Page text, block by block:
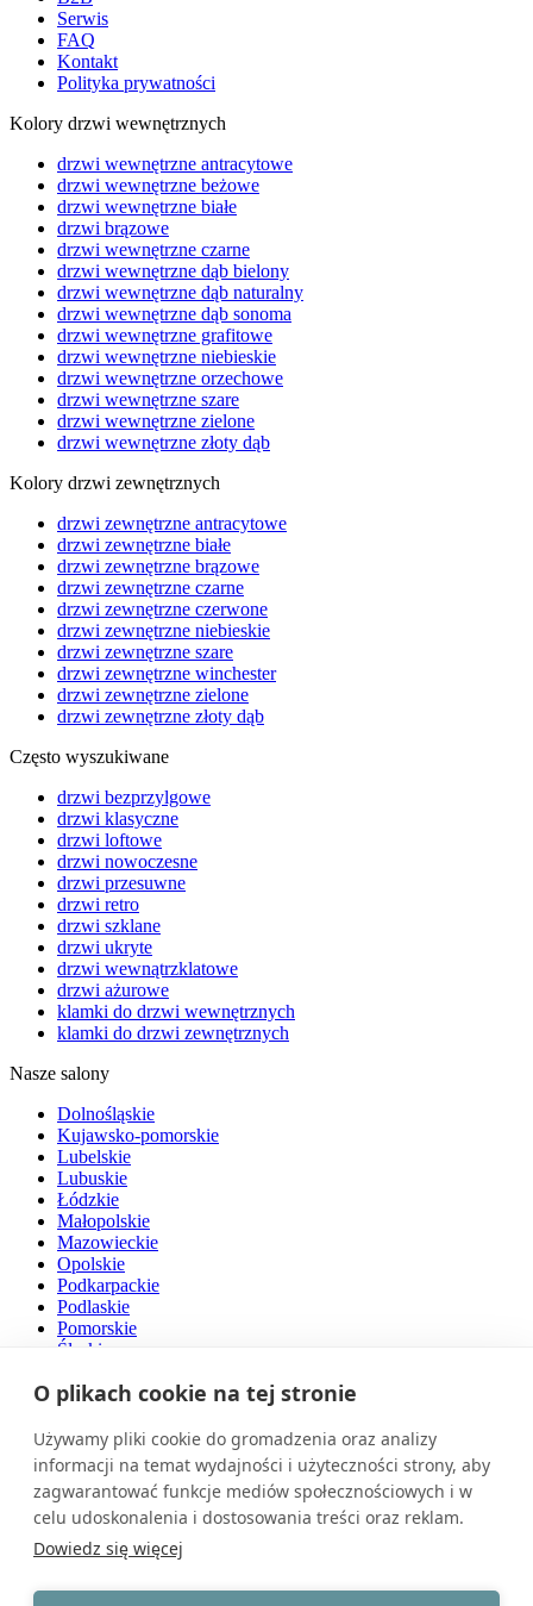
O plikach cookie na tej stronie
Używamy pliki cookie do gromadzenia oraz analizy
informacji na temat wydajności i użyteczności strony, aby
zagwarantować funkcje mediów społecznościowych i w
celu udoskonalenia i dostosowania treści oraz reklam.
Dowiedz się więcej
Serwis
FAQ
Kontakt
Polityka prywatności
Kolory drzwi wewnętrznych
drzwi wewnętrzne antracytowe
drzwi wewnętrzne beżowe
drzwi wewnętrzne białe
drzwi brązowe
drzwi wewnętrzne czarne
drzwi wewnętrzne dąb bielony
drzwi wewnętrzne dąb naturalny
drzwi wewnętrzne dąb sonoma
drzwi wewnętrzne grafitowe
drzwi wewnętrzne niebieskie
drzwi wewnętrzne orzechowe
drzwi wewnętrzne szare
drzwi wewnętrzne zielone
drzwi wewnętrzne złoty dąb
Kolory drzwi zewnętrznych
drzwi zewnętrzne antracytowe
drzwi zewnętrzne białe
drzwi zewnętrzne brązowe
drzwi zewnętrzne czarne
drzwi zewnętrzne czerwone
drzwi zewnętrzne niebieskie
drzwi zewnętrzne szare
drzwi zewnętrzne winchester
drzwi zewnętrzne zielone
drzwi zewnętrzne złoty dąb
Często wyszukiwane
drzwi bezprzylgowe
drzwi klasyczne
drzwi loftowe
drzwi nowoczesne
drzwi przesuwne
drzwi retro
drzwi szklane
drzwi ukryte
drzwi wewnątrzklatowe
drzwi ażurowe
klamki do drzwi wewnętrznych
klamki do drzwi zewnętrznych
Nasze salony
Dolnośląskie
Kujawsko-pomorskie
Lubelskie
Lubuskie
Łódzkie
Małopolskie
Mazowieckie
Opolskie
Podkarpackie
Podlaskie
Pomorskie
Śląskie
Warmińsko-mazurskie
Zachodniopomorskie
O nas
Naszą pasją są drzwi. Jesteśmy przedsiębiorstwem rodzinnym z
polskim kapitałem, działającym na rynku od ponad 30 lat.
Zatrudniamy wysokiej klasy specjalistów i dysponujemy